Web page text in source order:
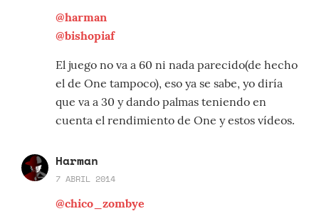
@harman
@bishopiaf
El juego no va a 60 ni nada parecido(de hecho
el de One tampoco), eso ya se sabe, yo diría
que va a 30 y dando palmas teniendo en
cuenta el rendimiento de One y estos vídeos.
Harman
7 ABRIL 2014
@chico_zombye